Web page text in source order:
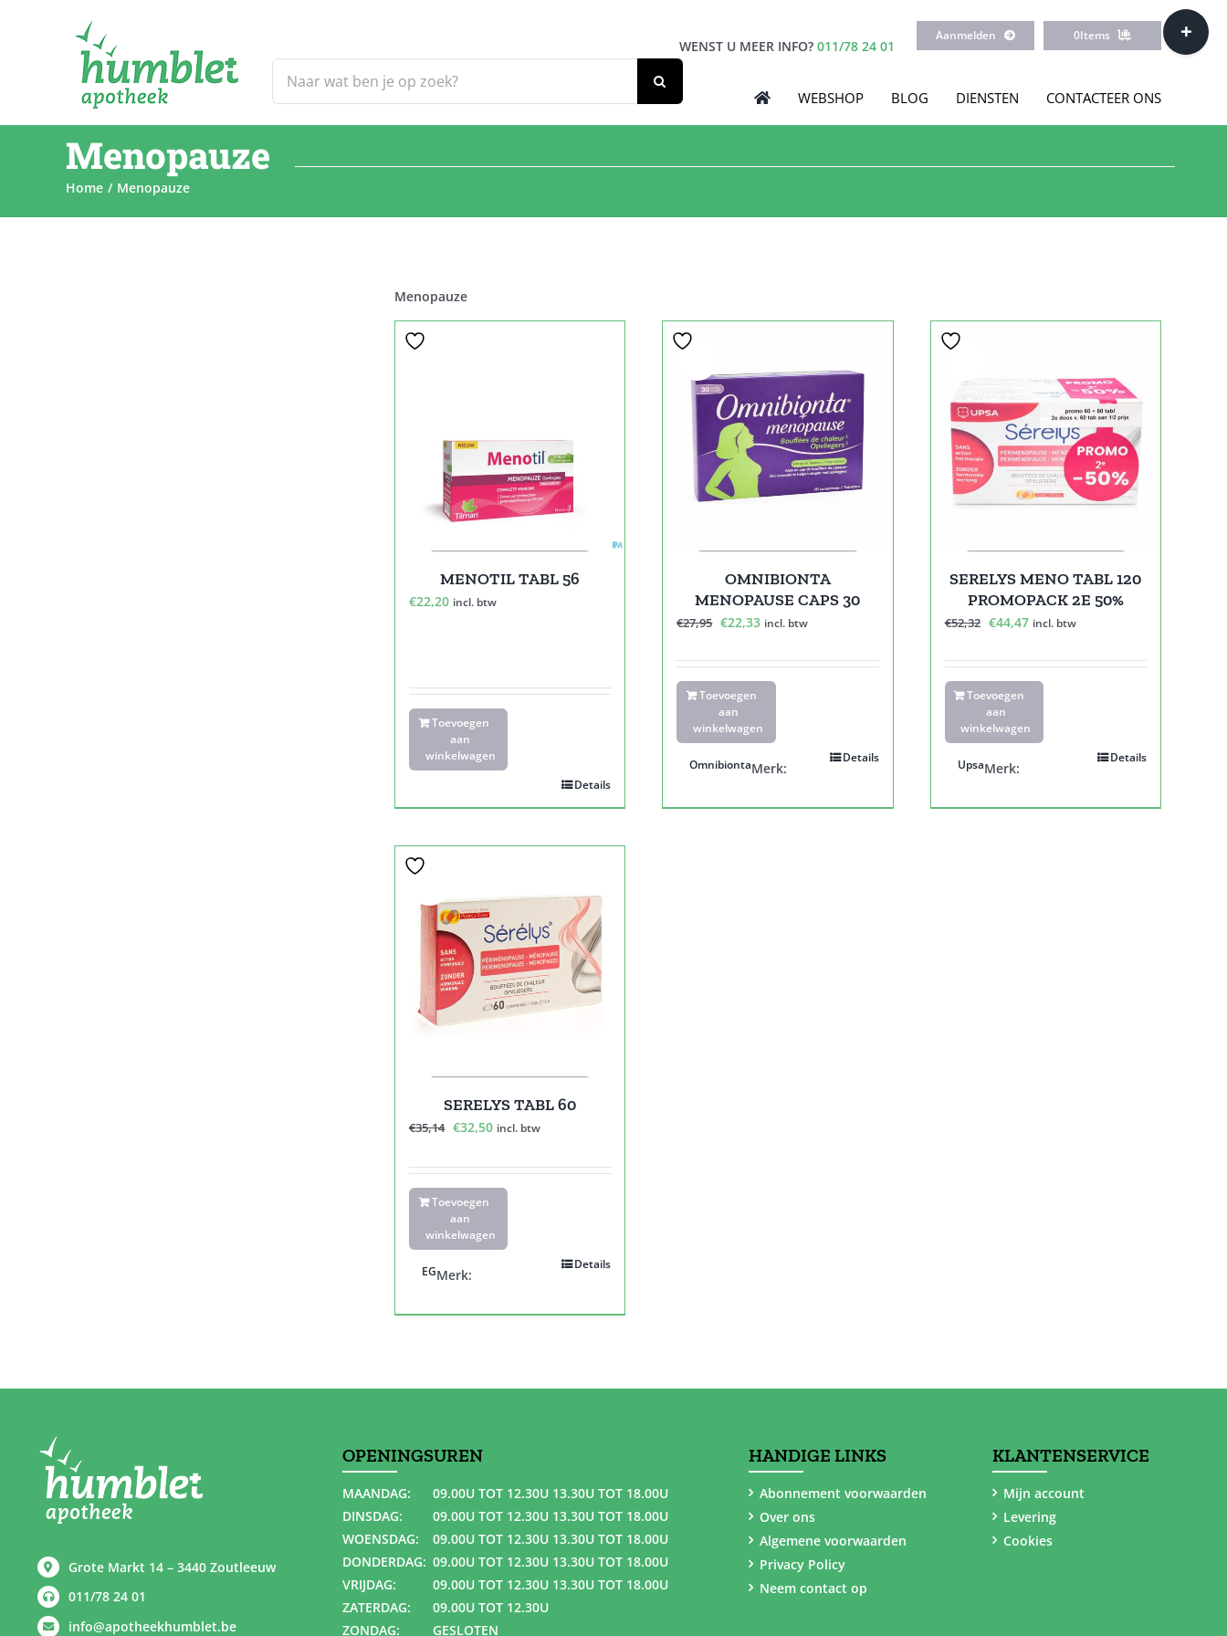
naar:
WENST U MEER INFO? 011/78 24 01
Aanmelden 0Items
WEBSHOP BLOG DIENSTEN CONTACTEER ONS
Menopauze
Home Menopauze
Menopauze
MENOTIL TABL 56
€22,20 incl. btw
Toevoegen
aan
winkelwagen
Details
OMNIBIONTA
MENOPAUSE CAPS 30
€27,95 Oorspronkelijke
was:
€27,95.
€22,33Huidige
is:
€22,33.
incl. btw
Toevoegen
aan
winkelwagen
Details
Merk:
Omnibionta
SERELYS MENO TABL 120
PROMOPACK 2E 50%
€52,32 Oorspronkelijke
was:
€52,32.
€44,47Huidige
is:
€44,47.
incl. btw
Toevoegen
aan
winkelwagen
Details
Merk:
Upsa
SERELYS TABL 60
€35,14 Oorspronkelijke
was:
€32,50Huidige
is:
€32,50.
incl. btw
Toevoegen
aan
winkelwagen
Details
Merk:
EG
Grote Markt 14 – 3440 Zoutleeuw
011/78 24 01
info@apotheekhumblet.be
OPENINGSUREN
MAANDAG:
09.00U TOT 12.30U 13.30U TOT 18.00U
DINSDAG:
09.00U TOT 12.30U 13.30U TOT 18.00U
WOENSDAG:
09.00U TOT 12.30U 13.30U TOT 18.00U
DONDERDAG: 09.00U TOT 12.30U 13.30U TOT 18.00U
VRIJDAG:
09.00U TOT 12.30U 13.30U TOT 18.00U
ZATERDAG:
09.00U TOT 12.30U
ZONDAG:
GESLOTEN
HANDIGE LINKS
Abonnement voorwaarden
Over ons
Algemene voorwaarden
Privacy Policy
Neem contact op
KLANTENSERVICE
Mijn account
Levering
Cookies
Toggle
Sliding